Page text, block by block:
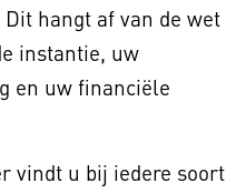
hangt af van de wet
instantie, uw
en uw financiële
vindt u bij iedere soort